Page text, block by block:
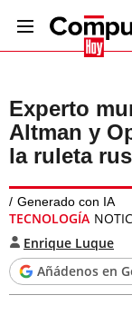
Experto
Altman y
la ruleta
Generado con IA
TECNOLOGÍA
Enrique Luque
Añádenos en